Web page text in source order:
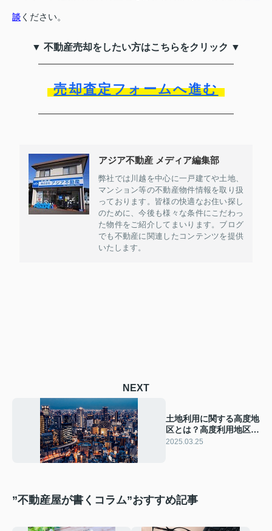
談 ください。
▼ 不動産売却をしたい方はこちらをクリック ▼
売却査定フォームへ進む
アジア不動産 メディア編集部
弊社では川越を中心に一戸建てや土地、
マンション等の不動産物件情報を取り扱
っております。皆様の快適なお住い探し
のために、今後も様々な条件にこだわっ
た物件をご紹介してまいります。ブログ
でも不動産に関連したコンテンツを提供
いたします。
NEXT
土地利用に関する高度地
区とは？高度利用地区と
の違いも解説
2025.03.25
”不動産屋が書くコラム”おすすめ記事